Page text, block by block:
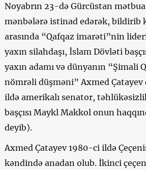
Noyabrın 23-də Gürcüstan
mənbələrə istinad edərək, bildirib
arasında “Qafqaz imarəti”nin
yaxın silahdaşı, İslam Dövləti
yaxın adamı və dünyanın “Şimali
nömrəli düşməni” Axmed Çatayev
ildə amerikalı senator,
başçısı Maykl Makkol onun
deyib).
Axmed Çatayev 1980-ci ildə
kəndində anadan olub. İkinci